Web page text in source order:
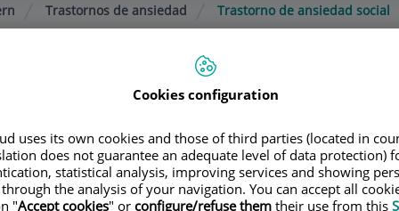
Trastornos de ansiedad Trastorno de ansiedad social
Morgenstern
Cookies configuration
uses its own cookies and those of third parties (located in
does not guarantee an adequate level of data protection)
statistical analysis, improving services and showing
the analysis of your navigation. You can accept all
"Accept cookies" or configure/refuse themtheir use from this